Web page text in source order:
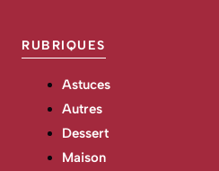
RUBRIQUES
Astuces
Autres
Dessert
Maison